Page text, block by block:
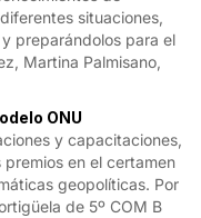
situaciones,
preparándolos para el
Martina Palmisano,
ONU
y capacitaciones,
en el certamen
geopolíticas. Por
de 5º COM B